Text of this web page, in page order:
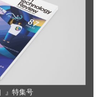
』特集号